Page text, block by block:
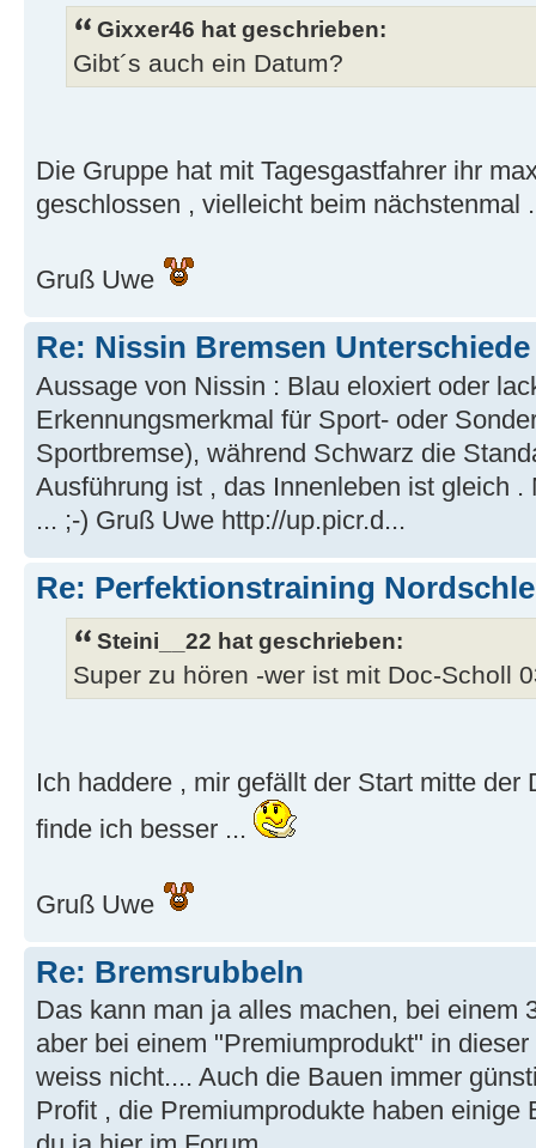
Gixxer46 hat geschrieben:
Gibt´s auch ein Datum?
Die Gruppe hat mit Tagesgastfahrer ihr
geschlossen , vielleicht beim nächstenmal
Gruß Uwe
Re: Nissin Bremsen
Aussage von Nissin : Blau eloxiert oder
Erkennungsmerkmal für Sport- oder
Sportbremse), während Schwarz die
Ausführung ist , das Innenleben ist gleich
... ;-) Gruß Uwe http://up.picr.d...
Re: Perfektionstraining
Steini__22 hat geschrieben:
Super zu hören -wer ist mit Doc-Scholl
Ich haddere , mir gefällt der Start mitte der
finde ich besser ...
Gruß Uwe
Re: Bremsrubbeln
Das kann man ja alles machen, bei einem
aber bei einem "Premiumprodukt" in
weiss nicht.... Auch die Bauen immer
Profit , die Premiumprodukte haben einige